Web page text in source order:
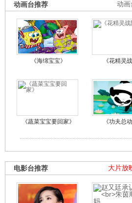
动画
动画台推荐
《海绵宝宝》 《花精灵
《蔬菜宝宝要回家》 《功夫总
大片放
电影台推荐